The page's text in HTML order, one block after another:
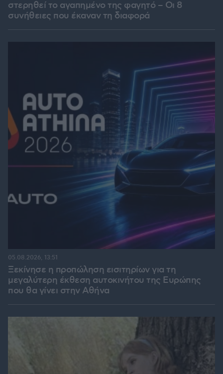
στερηθεί το αγαπημένο της φαγητό – Οι 8
συνήθειες που έκαναν τη διαφορά
Ξεκίνησε η προπώληση εισιτηρίων για τη
μεγαλύτερη έκθεση αυτοκινήτου της Ευρώπης
που θα γίνει στην Αθήνα
05.08.2026, 13:51